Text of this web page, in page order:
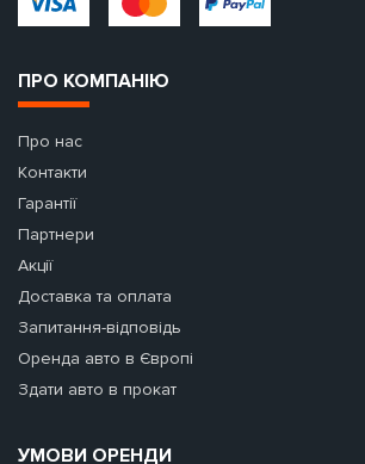
ПРО КОМПАНІЮ
Про нас
Контакти
Гарантії
Партнери
Акції
Доставка та оплата
Запитання-відповідь
Оренда авто в Європі
Здати авто в прокат
УМОВИ ОРЕНДИ